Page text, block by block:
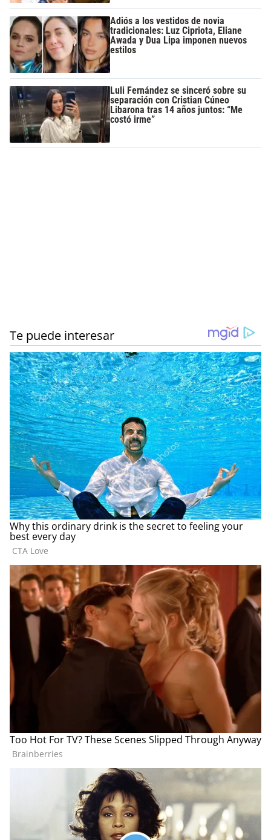
Adiós a los vestidos de novia
tradicionales: Luz Cipriota, Eliane
Awada y Dua Lipa imponen nuevos
estilos
Luli Fernández se sinceró sobre su
separación con Cristian Cúneo
Libarona tras 14 años juntos: “Me
costó irme”